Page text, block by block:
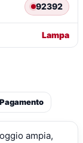
92392
Lampa
Pagamento
ampia,